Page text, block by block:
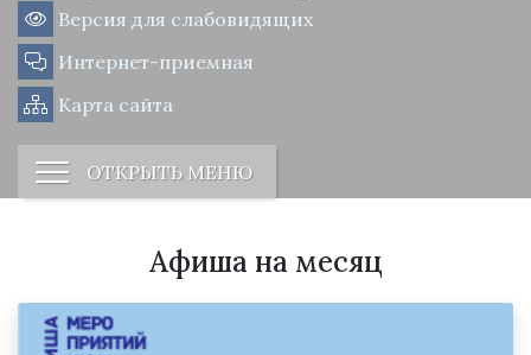
Версия для слабовидящих
Интернет-приемная
Карта сайта
ОТКРЫТЬ МЕНЮ
Афиша на месяц